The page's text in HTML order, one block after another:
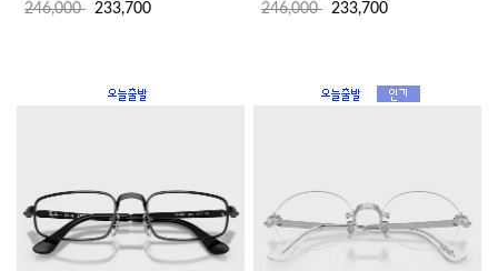
246,000 233,700 246,000 233,700